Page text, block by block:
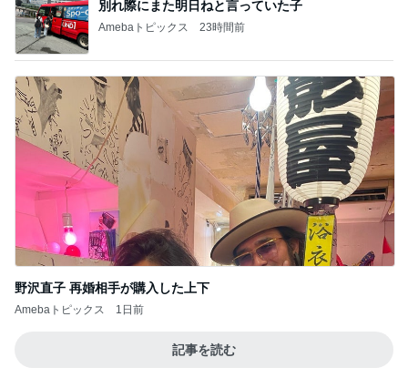
別れ際にまた明日ねと言っていた子
Amebaトピックス 23時間前
野沢直子 再婚相手が購入した上下
Amebaトピックス 1日前
記事を読む